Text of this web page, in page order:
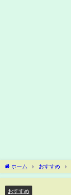
ホーム おすすめ
おすすめ